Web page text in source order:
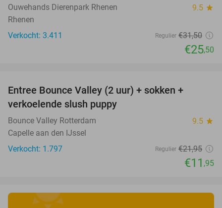
Ouwehands Dierenpark Rhenen 9.5 star
Rhenen
Verkocht: 3.411
Regulier €31,50
€25,50
Entree Bounce Valley (2 uur) + sokken +
verkoelende slush puppy
Bounce Valley Rotterdam 9.5 star
Capelle aan den IJssel
Verkocht: 1.797
Regulier €21,95
€11 ,95